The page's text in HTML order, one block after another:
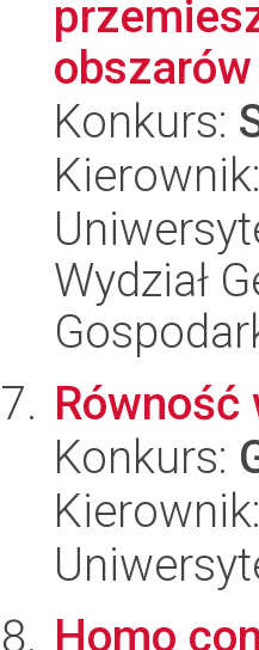
Konkurs:
Wydział
Konkurs:
Homo